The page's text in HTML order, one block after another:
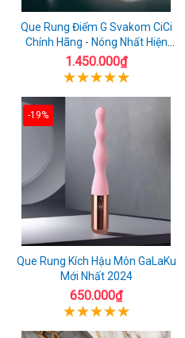
Que Rung Điểm G Svakom CiCi
Chính Hãng - Nóng Nhất Hiện
Nay
1.450.000₫
-19%
Que Rung Kích Hậu Môn GaLaKu
Mới Nhất 2024
650.000₫